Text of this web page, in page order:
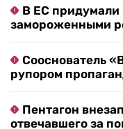
В ЕС придумали
замороженными
Сооснователь
рупором
Пентагон
отвечавшего за